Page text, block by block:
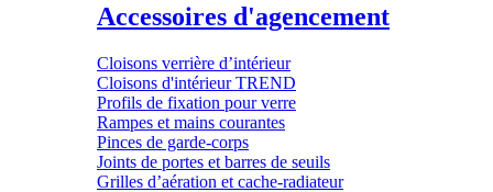
Accessoires d'agencement
Cloisons verrière d’intérieur
Cloisons d'intérieur TREND
Profils de fixation pour verre
Rampes et mains courantes
Pinces de garde-corps
Joints de portes et barres de seuils
Grilles d’aération et cache-radiateur